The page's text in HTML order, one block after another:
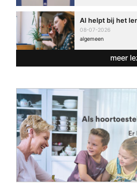
AI helpt bij het
08-07-2026
algemeen
meer